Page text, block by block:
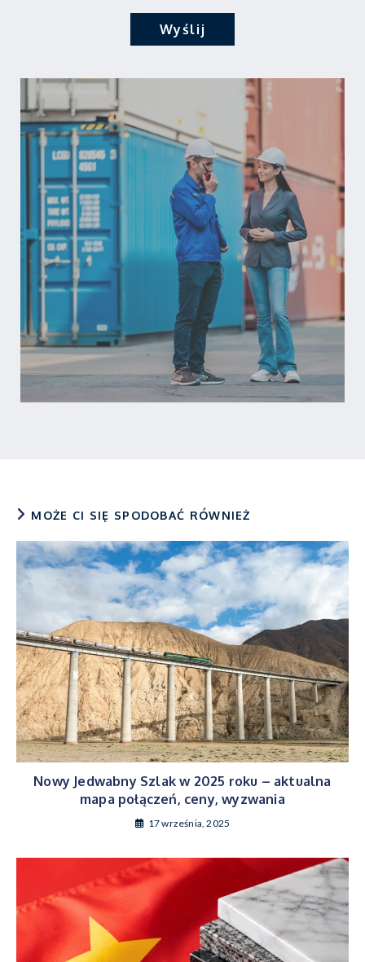
Wyślij
MOŻE CI SIĘ SPODOBAĆ RÓWNIEŻ
Nowy Jedwabny Szlak w 2025 roku – aktualna
mapa połączeń, ceny, wyzwania
17 września, 2025